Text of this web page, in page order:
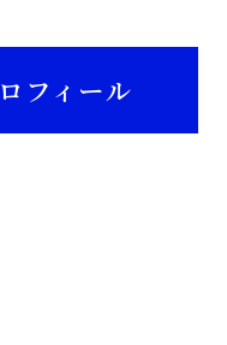
フィール